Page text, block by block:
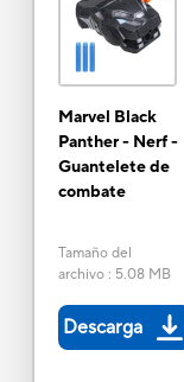
Marvel Black
Panther - Nerf -
Guantelete de
combate
Tamaño del
archivo: 5.08 MB
Descarga